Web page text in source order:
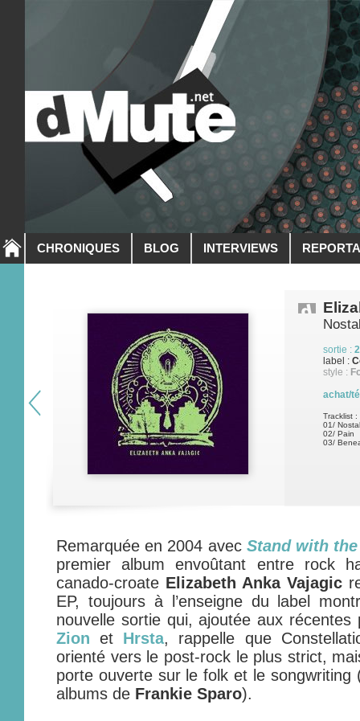
CHRONIQUES BLOG INTERVIEWS
sortie :
label :
style :
achat/
Tracklist :
01/
02/ Pain
03/
Remarquée en 2004 avec Stand with
premier album envoûtant entre rock
canado-croate Elizabeth Anka Vajagic
EP, toujours à l’enseigne du label
nouvelle sortie qui, ajoutée aux
Zion et Hrsta, rappelle que
orienté vers le post-rock le plus strict,
porte ouverte sur le folk et le songwriting
albums de Frankie Sparo).